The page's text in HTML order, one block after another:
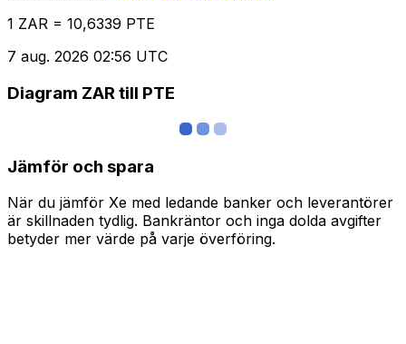
1 ZAR = 10,6339 PTE
7 aug. 2026 02:56 UTC
Diagram ZAR till PTE
Jämför och spara
När du jämför Xe med ledande banker och leverantörer
är skillnaden tydlig. Bankräntor och inga dolda avgifter
betyder mer värde på varje överföring.